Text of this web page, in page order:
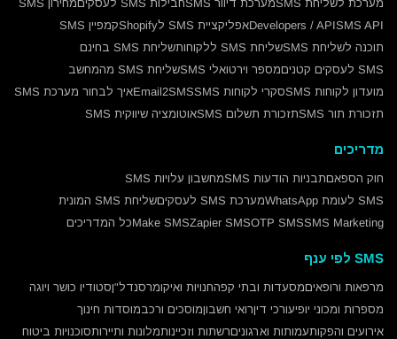
מערכת לשליחת SMS מערכת דיוור SMS חבילות SMS לעסקים
מחירון SMS
SMS API
Developers / APIאפליקציית SMS לShopify
קמפיין SMS
תוכנה לשליחת SMS
שליחת SMS ללקוחות
שליחת SMS בחינם
SMS לעסקים קטנים
מספר וירטואלי SMS
שליחת SMS מהמחשב
מועדון לקוחות SMS
סקרי לקוחות SMS Email2SMSאיך לבחור מערכת SMS
תזכורת תור SMS
תזכורת תשלום SMS אוטומציה שיווקית SMS
מדריכים
חוק הספאםתבניות הודעות SMS
מחשבון עלויות SMS
SMS לעומת WhatsApp
מערכת SMS לעסקים
שליחת SMS המונית
SMS Marketing
OTP SMS
Zapier SMS
Make SMSכל המדריכים
SMS לפי ענף
מרפאות ורופאיםמסעדות ובתי קפהחנויות ואיקומרסנדל"ןסטודיו כושר ויוגה
מספרות ומכוני יופיעורכי דיןרואי חשבוןמוסכים ורכבמוסדות חינוך
אירועים והפקותעמותות וארגוניםרשתות וזכיינותמלונות ותיירותסוכנויות ביטוח